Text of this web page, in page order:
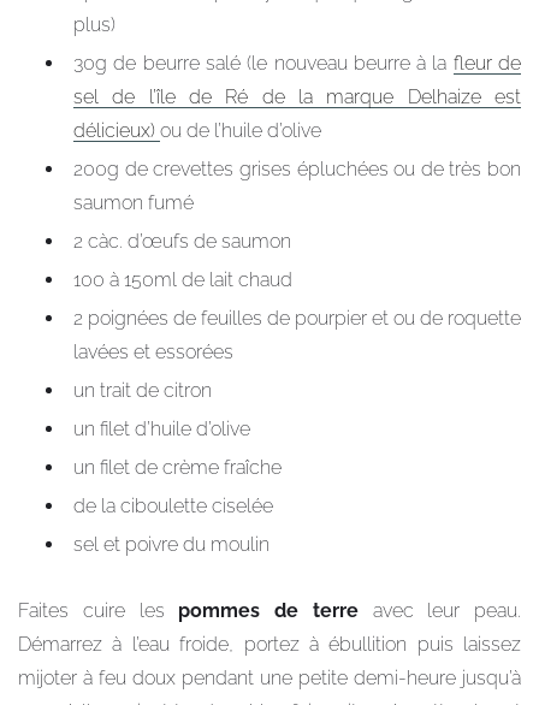
plus)
30g de beurre salé (le nouveau beurre à la fleur de
sel de l’île de Ré de la marque Delhaize est
délicieux) ou de l’huile d’olive
200g de crevettes grises épluchées ou de très bon
saumon fumé
2 càc. d’œufs de saumon
100 à 150ml de lait chaud
2 poignées de feuilles de pourpier et ou de roquette
lavées et essorées
un trait de citron
un filet d’huile d’olive
un filet de crème fraîche
de la ciboulette ciselée
sel et poivre du moulin
Faites cuire les pommes de terreavec leur peau.
Démarrez à l’eau froide, portez à ébullition puis laissez
mijoter à feu doux pendant une petite demi-heure jusqu’à